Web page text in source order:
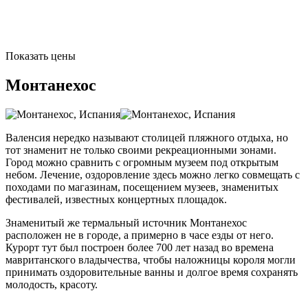
Показать цены
Монтанехос
Валенсия нередко называют столицей пляжного отдыха, но
тот знаменит не только своими рекреационными зонами.
Город можно сравнить с огромным музеем под открытым
небом. Лечение, оздоровление здесь можно легко совмещать с
походами по магазинам, посещением музеев, знаменитых
фестивалей, известных концертных площадок.
Знаменитый же термальный источник Монтанехос
расположен не в городе, а примерно в часе езды от него.
Курорт тут был построен более 700 лет назад во времена
мавританского владычества, чтобы наложницы короля могли
принимать оздоровительные ванны и долгое время сохранять
молодость, красоту.